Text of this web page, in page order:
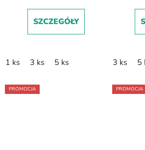
SZCZEGÓŁY
1 ks 3 ks 5 ks 3 ks 5
PROMOCJA PROMOCJA